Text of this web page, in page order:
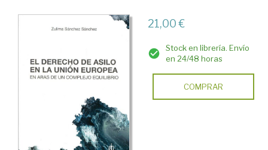
21,00 €
Stock en librería. Envío
en 24/48 horas
COMPRAR